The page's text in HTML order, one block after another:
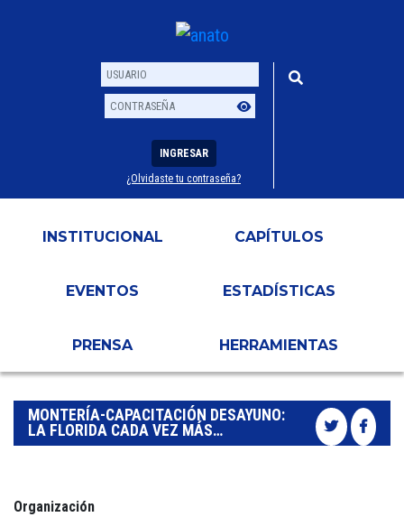
Usuario
Contraseña
INGRESAR
¿Olvidaste tu contraseña?
INSTITUCIONAL CAPÍTULOS
EVENTOS ESTADÍSTICAS
PRENSA HERRAMIENTAS
MONTERÍA-CAPACITACIÓN DESAYUNO:
LA FLORIDA CADA VEZ MÁS…
Organización